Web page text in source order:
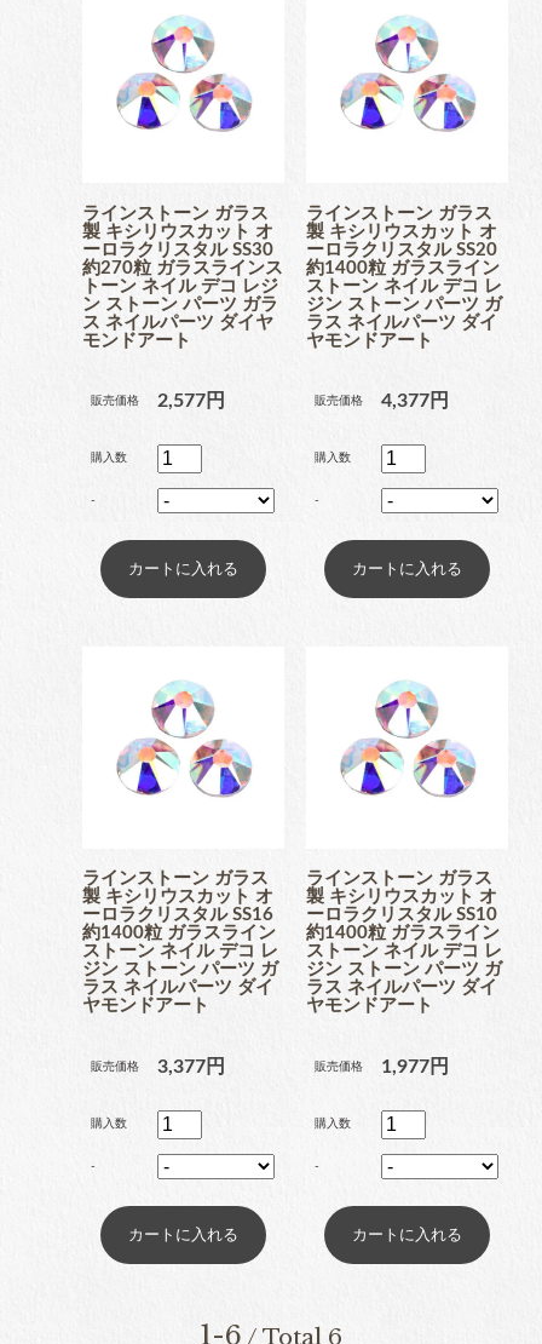
pearl パール
片穴パール
穴なしパール
缶バッジカバー
工具
便利品
収納ケース
ラインストーン ガラス
製 キシリウスカット オ
ーロラクリスタル SS30
約270粒 ガラスラインス
トーン ネイル デコ レジ
ン ストーン パーツ ガラ
ス ネイルパーツ ダイヤ
モンドアート
販売価格 2,577円
購入数
-
ラインストーン ガラス
製 キシリウスカット オ
ーロラクリスタル SS20
約1400粒 ガラスライン
ストーン ネイル デコ レ
ジン ストーン パーツ ガ
ラス ネイルパーツ ダイ
ヤモンドアート
販売価格 4,377円
購入数
-
ラインストーン ガラス
製 キシリウスカット オ
ーロラクリスタル SS16
約1400粒 ガラスライン
ストーン ネイル デコ レ
ジン ストーン パーツ ガ
ラス ネイルパーツ ダイ
ヤモンドアート
販売価格 3,377円
購入数
-
ラインストーン ガラス
製 キシリウスカット オ
ーロラクリスタル SS10
約1400粒 ガラスライン
ストーン ネイル デコ レ
ジン ストーン パーツ ガ
ラス ネイルパーツ ダイ
ヤモンドアート
販売価格 1,977円
購入数
-
1-6 / Total 6